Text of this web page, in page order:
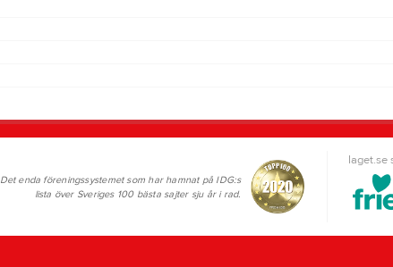
laget.se
Det enda föreningssystemet som har hamnat på IDG:s
lista över Sveriges 100 bästa sajter sju år i rad.